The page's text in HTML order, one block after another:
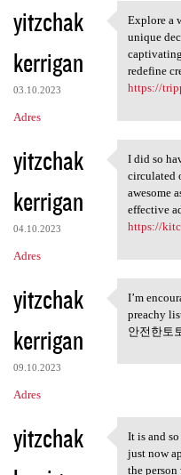
yitzchak
kerrigan
03.10.2023
Adres
Explore
Explore a
unique
redefine
https://
yitzchak
kerrigan
04.10.2023
Adres
I did so
I did so
circulated
awesome
effective
https://
yitzchak
kerrigan
09.10.2023
Adres
I’m
I’m
preachy
안전한토
yitzchak
It is and
It is and
just now
the